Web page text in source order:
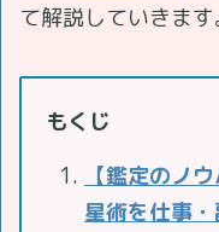
て解説していきます
もくじ
【鑑定のノ
星術を仕事